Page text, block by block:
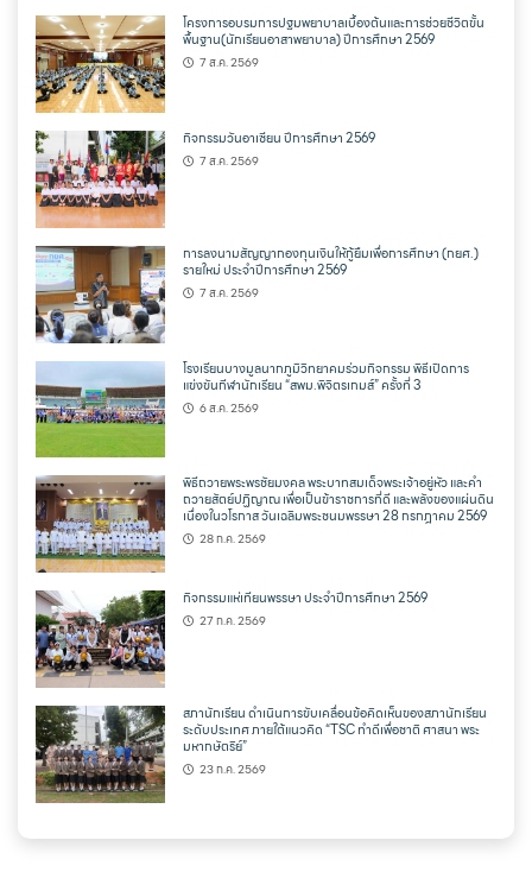
โครงการอบรมการปฐมพยาบาลเบื้องต้นและการช่วยชีวิตขั้น
พื้นฐาน(นักเรียนอาสาพยาบาล) ปีการศึกษา 2569
7 ส.ค. 2569
กิจกรรมวันอาเซียน ปีการศึกษา 2569
7 ส.ค. 2569
การลงนามสัญญากองทุนเงินให้กู้ยืมเพื่อการศึกษา (กยศ.)
รายใหม่ ประจำปีการศึกษา 2569
7 ส.ค. 2569
โรงเรียนบางมูลนากภูมิวิทยาคมร่วมกิจกรรม พิธีเปิดการ
แข่งขันกีฬานักเรียน “สพม.พิจิตรเกมส์” ครั้งที่ 3
6 ส.ค. 2569
พิธีถวายพระพรชัยมงคล พระบาทสมเด็จพระเจ้าอยู่หัว และคำ
ถวายสัตย์ปฏิญาณ เพื่อเป็นข้าราชการที่ดี และพลังของแผ่นดิน
เนื่องในวโรกาส วันเฉลิมพระชนมพรรษา 28 กรกฎาคม 2569
28 ก.ค. 2569
กิจกรรมแห่เทียนพรรษา ประจำปีการศึกษา 2569
27 ก.ค. 2569
สภานักเรียน ดำเนินการขับเคลื่อนข้อคิดเห็นของสภานักเรียน
ระดับประเทศ ภายใต้แนวคิด “TSC ทำดีเพื่อชาติ ศาสนา พระ
มหากษัตริย์”
23 ก.ค. 2569